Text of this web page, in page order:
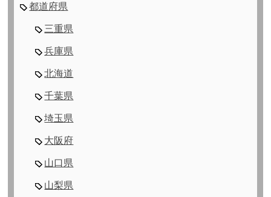
都道府県
三重県
兵庫県
北海道
千葉県
埼玉県
大阪府
山口県
山梨県